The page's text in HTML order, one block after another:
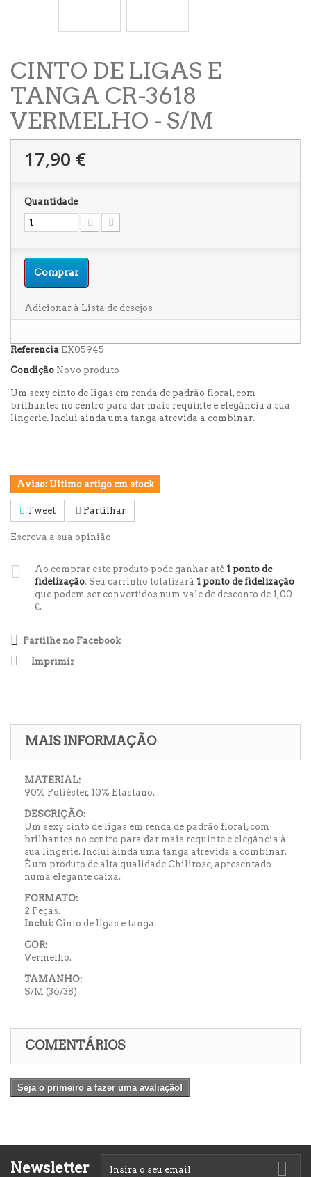
CINTO DE LIGAS E
TANGA CR-3618
VERMELHO - S/M
17,90 €
Quantidade
Comprar
Adicionar à Lista de desejos
Referencia EX05945
Condição Novo produto
Um sexy cinto de ligas em renda de padrão floral, com
brilhantes no centro para dar mais requinte e elegância à sua
lingerie. Inclui ainda uma tanga atrevida a combinar.
Aviso: Ultimo artigo em stock
Tweet Partilhar
Escreva a sua opinião
Ao comprar este produto pode ganhar até 1 ponto de
fidelização. Seu carrinho totalizará 1 ponto de fidelização
que podem ser convertidos num vale de desconto de 1,00
€.
Partilhe no Facebook
Imprimir
MAIS INFORMAÇÃO
MATERIAL:
90% Poliéster, 10% Elastano.
DESCRIÇÃO:
Um sexy cinto de ligas em renda de padrão floral, com
brilhantes no centro para dar mais requinte e elegância à
sua lingerie. Inclui ainda uma tanga atrevida a combinar.
É um produto de alta qualidade Chilirose, apresentado
numa elegante caixa.
FORMATO:
2 Peças.
Inclui: Cinto de ligas e tanga.
COR:
Vermelho.
TAMANHO:
S/M (36/38)
COMENTÁRIOS
Seja o primeiro a fazer uma avaliação!
Newsletter